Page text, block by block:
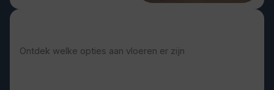
Ontdek welke opties aan vloeren er zijn